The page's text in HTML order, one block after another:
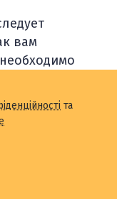
вам
о том, как
чтобы их
та